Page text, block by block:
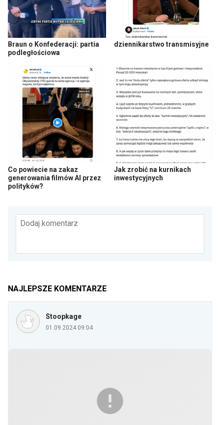
Braun o Konfederacji: partia
podległościowa
dziennikarstwo transmisyjne
Co powiecie na zakaz
generowania filmów AI przez
polityków?
Jak zrobić na kurnikach
inwestycyjnych
Dodaj komentarz
NAJLEPSZE KOMENTARZE
Stoopkage
01.09.2024 09:04